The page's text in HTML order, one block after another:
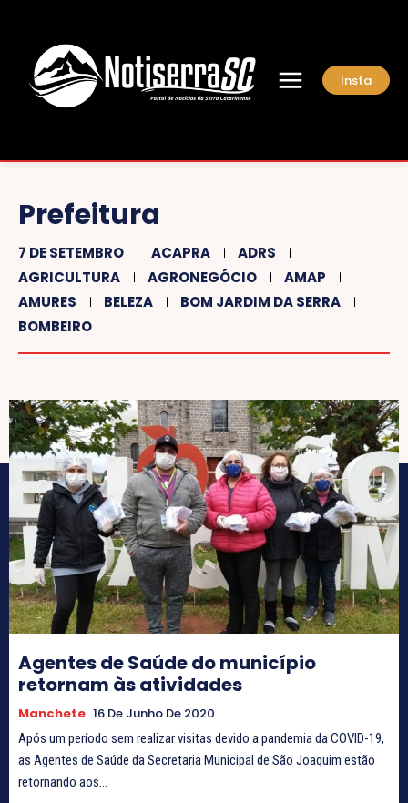
Insta
Prefeitura
7 DE SETEMBRO ACAPRA
ADRS
AGRICULTURA
AGRONEGÓCIO
AMAP
AMURES
BELEZA
BOM JARDIM DA SERRA
BOMBEIRO
Agentes de Saúde do município
retornam às atividades
Manchete 16 De Junho De 2020
Após um período sem realizar visitas devido a pandemia da COVID-19,
as Agentes de Saúde da Secretaria Municipal de São Joaquim estão
retornando aos...